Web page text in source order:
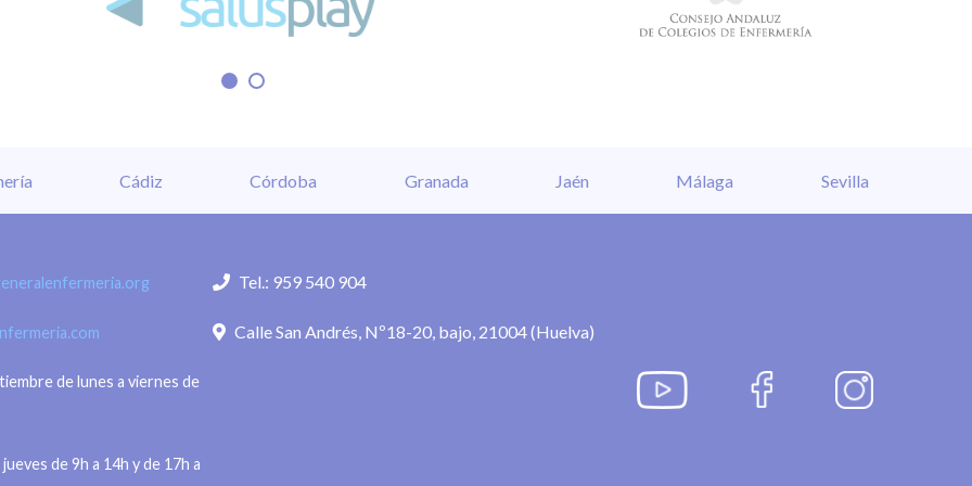
Cádiz Córdoba Granada Jaén Málaga Sevilla
de lunes a viernes de
de 9h a 14h y de 17h a
Tel.: 959 540 904
Calle San Andrés, Nº18-20, bajo, 21004 (Huelva)